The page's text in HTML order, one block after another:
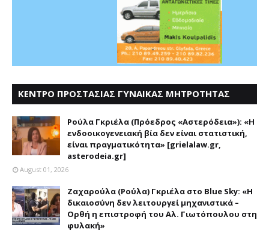
ΚΕΝΤΡΟ ΠΡΟΣΤΑΣΙΑΣ ΓΥΝΑΙΚΑΣ ΜΗΤΡΟΤΗΤΑΣ
Ρούλα Γκριέλα (Πρόεδρος «Αστερόδεια»): «Η
ενδοοικογενειακή βία δεν είναι στατιστική,
είναι πραγματικότητα» [grielalaw.gr,
asterodeia.gr]
August 01, 2026
Ζαχαρούλα (Ρούλα) Γκριέλα στο Blue Sky: «Η
δικαιοσύνη δεν λειτουργεί μηχανιστικά –
Ορθή η επιστροφή του Αλ. Γιωτόπουλου στη
φυλακή»